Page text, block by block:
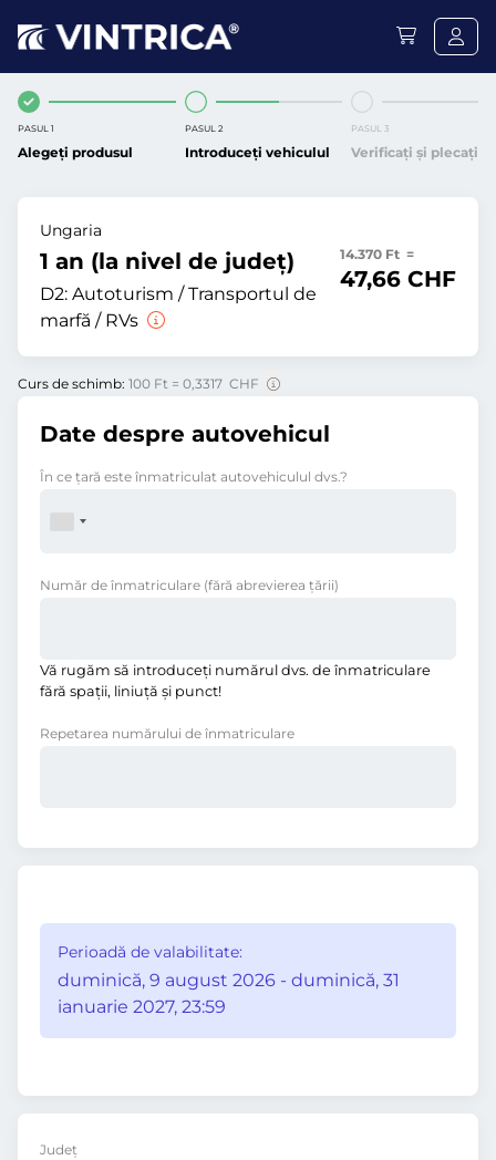
PASUL 1
Alegeți produsul
PASUL 2
Introduceți vehiculul
PASUL 3
Verificați și plecați
Ungaria
1 an (la nivel de județ)
D2: Autoturism / Transportul de
marfă / RVs
14.370 Ft =
47,66 CHF
Curs de schimb: 100 Ft = 0,3317 CHF
Date despre autovehicul
În ce ţară este înmatriculat autovehiculul dvs.?
Număr de înmatriculare (fără abrevierea ţării)
Vă rugăm să introduceţi numărul dvs. de înmatriculare
fără spații, liniuţă și punct!
Repetarea numărului de înmatriculare
Perioadă de valabilitate:
duminică, 9 august 2026 - duminică, 31
ianuarie 2027, 23:59
Județ